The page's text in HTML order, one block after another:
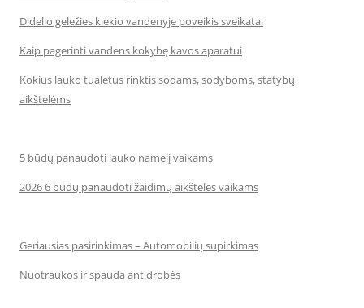
Didelio geležies kiekio vandenyje poveikis sveikatai
Kaip pagerinti vandens kokybę kavos aparatui
Kokius lauko tualetus rinktis sodams, sodyboms, statybų
aikštelėms
5 būdų panaudoti lauko namelį vaikams
2026 6 būdų panaudoti žaidimų aikšteles vaikams
Geriausias pasirinkimas – Automobilių supirkimas
Nuotraukos ir spauda ant drobės